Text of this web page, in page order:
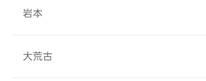
岩本
大荒古